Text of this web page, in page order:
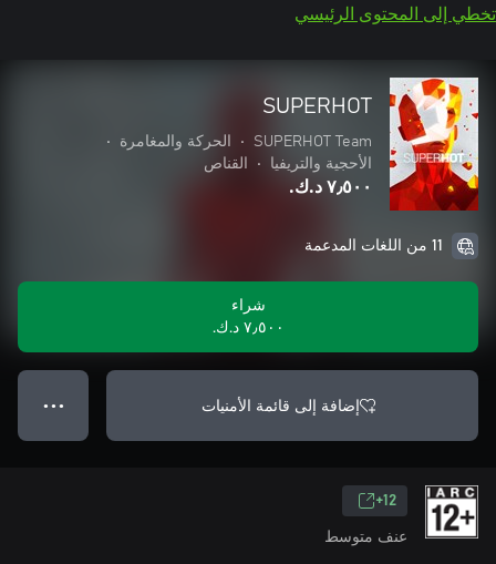
تخطي إلى المحتوى الرئيسي
SUPERHOT
SUPERHOT Team
• الحركة والمغامرة
•
الأحجية والتريفيا
• القناص
٧٫٥٠٠ د.ك.‏
11 من اللغات المدعمة
شراء
٧٫٥٠٠ د.ك.‏
إضافة إلى قائمة الأمنيات ● ● ●
12+
عنف متوسط